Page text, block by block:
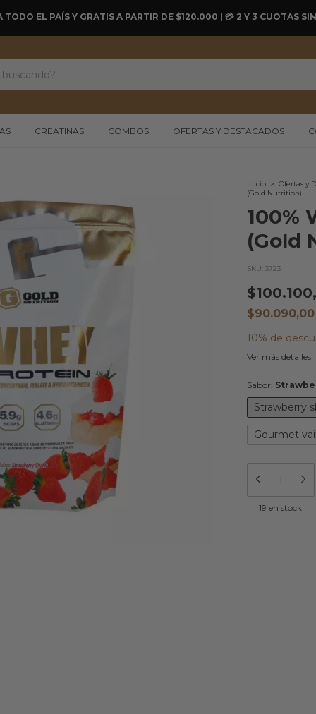
EL PAÍS Y GRATIS A PARTIR DE $120.000 | 💳 2 Y 3 CUOTAS
CREATINAS COMBOS OFERTAS Y DESTACADOS
Inicio > Ofertas y
(Gold Nutrition)
100%
(Gold
SKU: 3723
10% de
Ver más detalles
Sabor:
Strawberry
Gourmet
19 en stock